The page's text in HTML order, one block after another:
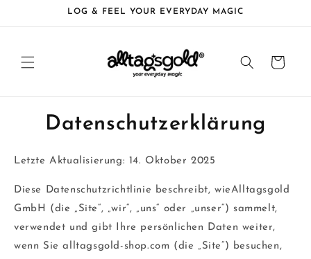
LOG & FEEL YOUR EVERYDAY MAGIC
Warenkorb
Datenschutzerklärung
Letzte Aktualisierung: 14. Oktober 2025
Diese Datenschutzrichtlinie beschreibt, wieAlltagsgold
GmbH (die „Site“, „wir“, „uns“ oder „unser“) sammelt,
verwendet und gibt Ihre persönlichen Daten weiter,
wenn Sie alltagsgold-shop.com (die „Site“) besuchen,